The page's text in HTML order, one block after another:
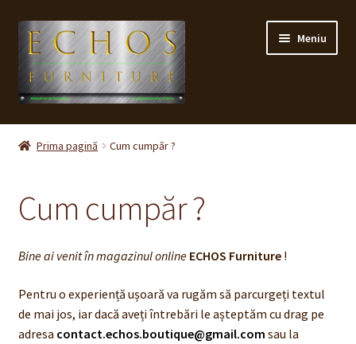
Sari
navigare
Sari
conținut
Meniu
Prima pagină
Contul meu
Coș
Cum cumpăr ?
Despre noi
Prima pagină Cum cumpăr ?
Cum cumpăr ?
Bine ai venit în magazinul online ECHOS Furniture !
Pentru o experiență ușoară va rugăm să parcurgeți textul
de mai jos, iar dacă aveți întrebări le așteptăm cu drag pe
adresa contact.echos.boutique@gmail.com sau la